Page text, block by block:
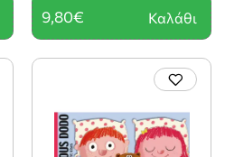
9,80€ Καλάθι